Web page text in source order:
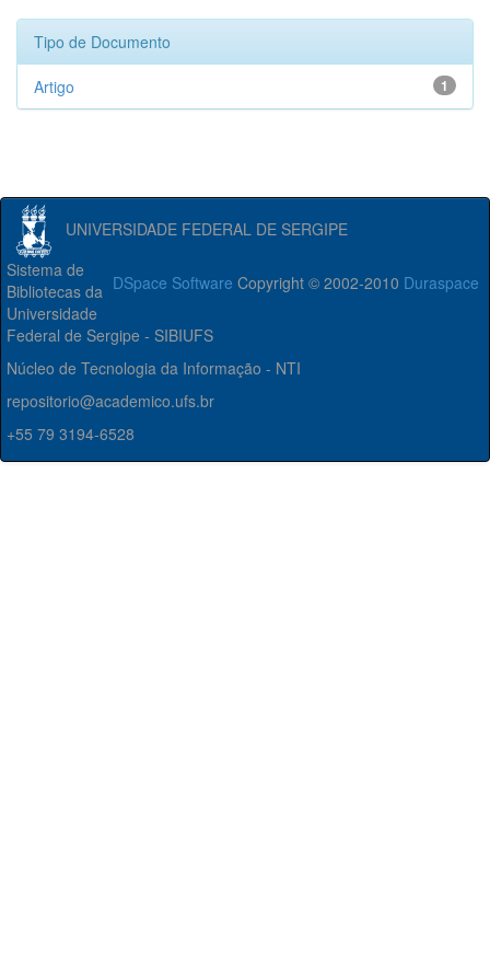
Tipo de Documento
1
Artigo
UNIVERSIDADE FEDERAL DE SERGIPE
DSpace Software Copyright © 2002-2010 Duraspace
Sistema de
Bibliotecas da
Universidade
Federal de Sergipe - SIBIUFS
Núcleo de Tecnologia da Informação - NTI
repositorio@academico.ufs.br
+55 79 3194-6528